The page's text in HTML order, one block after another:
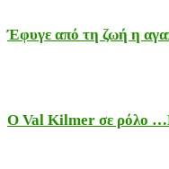
Έφυγε από τη ζωή η
Ο Val Kilmer σε ρόλο